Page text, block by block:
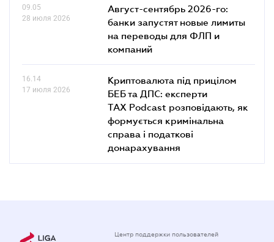
09.05
28 июля 2026
Август-сентябрь 2026-го:
банки запустят новые лимиты
на переводы для ФЛП и
компаний
16.14
17 июля 2026
Криптовалюта під прицілом
БЕБ та ДПС: експерти
TAX Podcast розповідають, як
формується кримінальна
справа і податкові
донарахування
Центр поддержки пользователей